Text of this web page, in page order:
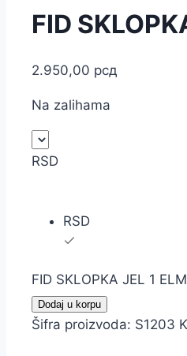
FID
2.950,00 рсд
Na zalihama
RSD
RSD
FID SKLOPKA JEL 1
Dodaj u korpu
Šifra proizvoda: S1203